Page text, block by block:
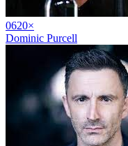
0620×
Dominic Purcell